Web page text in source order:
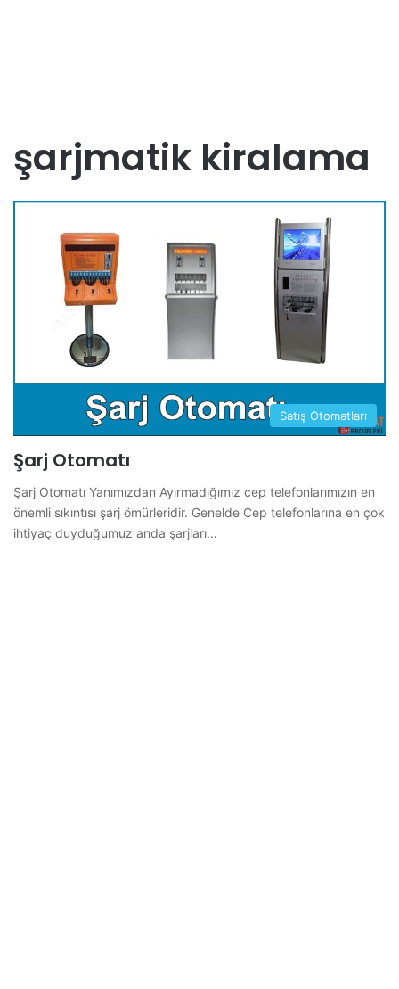
şarjmatik kiralama
Satış Otomatları
Şarj Otomatı
Şarj Otomatı Yanımızdan Ayırmadığımız cep telefonlarımızın en
önemli sıkıntısı şarj ömürleridir. Genelde Cep telefonlarına en çok
ihtiyaç duyduğumuz anda şarjları…